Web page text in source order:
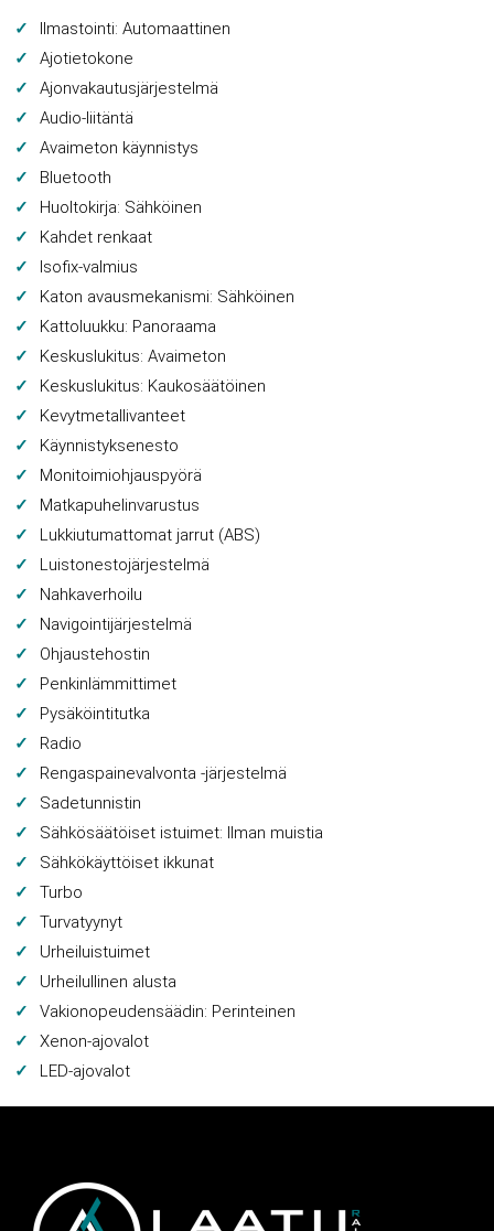
Ilmastointi: Automaattinen
Ajotietokone
Ajonvakautusjärjestelmä
Audio-liitäntä
Avaimeton käynnistys
Bluetooth
Huoltokirja: Sähköinen
Kahdet renkaat
Isofix-valmius
Katon avausmekanismi: Sähköinen
Kattoluukku: Panoraama
Keskuslukitus: Avaimeton
Keskuslukitus: Kaukosäätöinen
Kevytmetallivanteet
Käynnistyksenesto
Monitoimiohjauspyörä
Matkapuhelinvarustus
Lukkiutumattomat jarrut (ABS)
Luistonestojärjestelmä
Nahkaverhoilu
Navigointijärjestelmä
Ohjaustehostin
Penkinlämmittimet
Pysäköintitutka
Radio
Rengaspainevalvonta -järjestelmä
Sadetunnistin
Sähkösäätöiset istuimet: Ilman muistia
Sähkökäyttöiset ikkunat
Turbo
Turvatyynyt
Urheiluistuimet
Urheilullinen alusta
Vakionopeudensäädin: Perinteinen
Xenon-ajovalot
LED-ajovalot